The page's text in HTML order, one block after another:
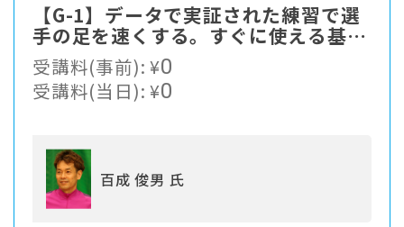
【G-1】データで実証された練習で選
手の足を速くする。すぐに使える基本
をお伝えします。
受講料(事前):¥0
受講料(当日):¥0
百成 俊男 氏